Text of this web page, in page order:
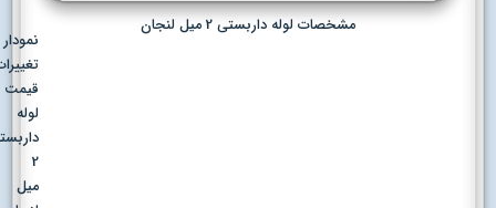
مشخصات لوله داربستی 2 میل لنجان
نمودار
تغییرات
قیمت
داربستی